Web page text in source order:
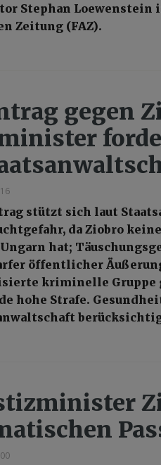
Stephan Loewenstein
Zeitung (FAZ).
gegen
stützt sich laut
da Ziobro
hat;
öffentlicher
kriminelle Gruppe
hohe Strafe.